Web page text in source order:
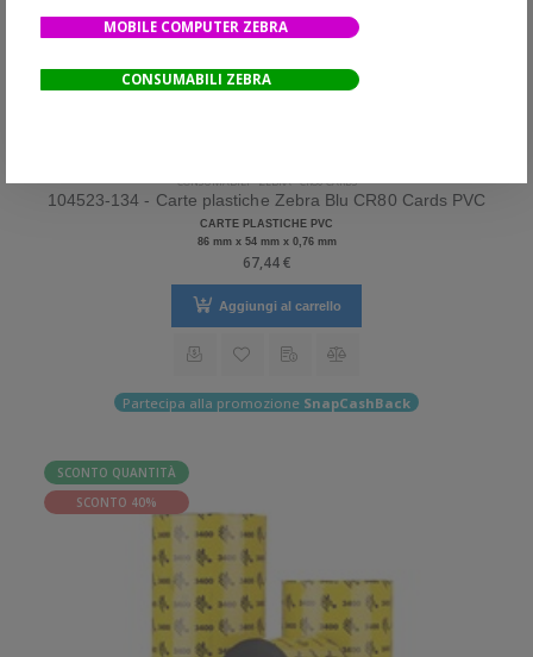
MOBILE COMPUTER ZEBRA
CONSUMABILI ZEBRA
CONSUMABILI-ZEBRA-CR80 CARDS
104523-134 - Carte plastiche Zebra Blu CR80 Cards PVC
CARTE PLASTICHE PVC
86 mm x 54 mm x 0,76 mm
67,44 €
Aggiungi al carrello
Partecipa alla promozione SnapCashBack
SCONTO QUANTITÀ
SCONTO 40%